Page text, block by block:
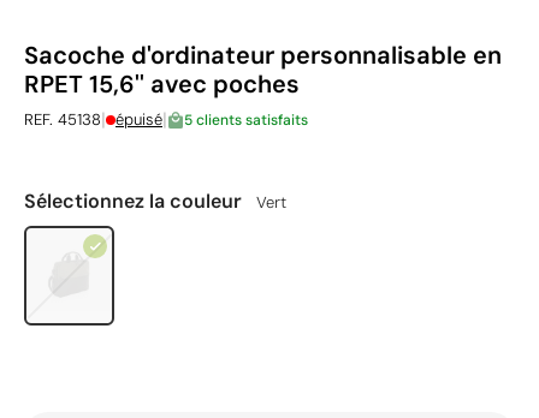
Sacoche d'ordinateur personnalisable en
RPET 15,6'' avec poches
REF. 45138| épuisé| 5 clients satisfaits
Sélectionnez la couleur Vert